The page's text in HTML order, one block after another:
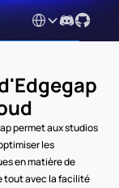
Select Language
permet aux studios
les
en matière de
tout avec la facilité